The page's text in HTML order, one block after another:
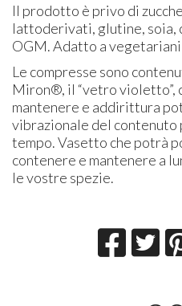
Il prodotto è privo di
lattoderivati, glutine, soia,
OGM. Adatto a vegetariani
Le compresse sono
Miron®, il “vetro violetto”,
mantenere e addirittura
vibrazionale del contenuto
tempo. Vasetto che potrà
contenere e mantenere a
le vostre spezie.